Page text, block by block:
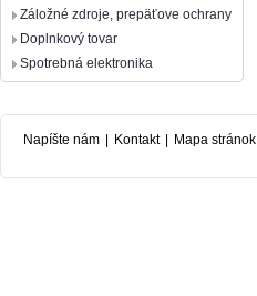
Záložné zdroje, prepäťove ochrany
Doplnkový tovar
Spotrebná elektronika
Napíšte nám Kontakt Mapa stránok